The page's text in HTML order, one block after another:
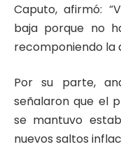
Caputo, afirmó:
baja porque no
recomponiendo la
Por su parte,
señalaron que el
se mantuvo
nuevos saltos